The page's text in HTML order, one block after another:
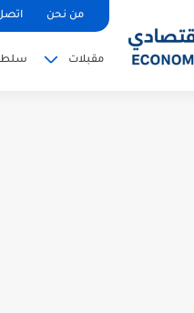
من نحن
مقبلات